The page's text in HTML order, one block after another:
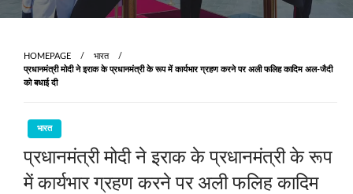
HOMEPAGE
भारत
प्रधानमंत्री मोदी ने इराक के प्रधानमंत्री के रूप में कार्यभार ग्रहण करने पर अली फलिह कादिम अल-जैदी
को बधाई दी
भारत
प्रधानमंत्री मोदी ने इराक के प्रधानमंत्री के रूप
में कार्यभार ग्रहण करने पर अली फलिह कादिम